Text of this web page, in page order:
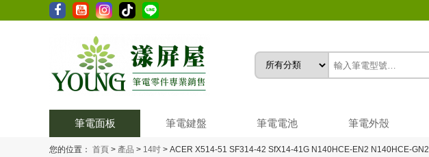
筆電面板 筆電鍵盤 筆電電池 筆電外殼
您的位置： 首頁 > 產品 > 14吋 > ACER X514-51 SF314-42 SfX14-41G N140HCE-EN2 N140HCE-GN2